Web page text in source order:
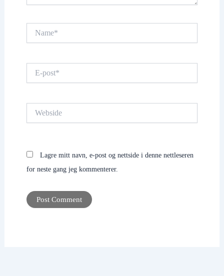
post*
Lagre mitt navn, e-post og nettside i denne nettleseren
for neste gang jeg kommenterer.